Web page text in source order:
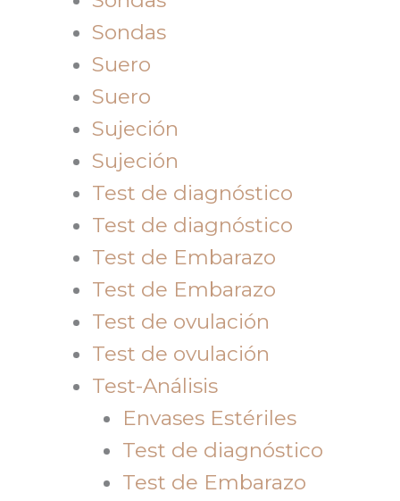
Sondas
Suero
Suero
Sujeción
Sujeción
Test de diagnóstico
Test de diagnóstico
Test de Embarazo
Test de Embarazo
Test de ovulación
Test de ovulación
Test-Análisis
Envases Estériles
Test de diagnóstico
Test de Embarazo